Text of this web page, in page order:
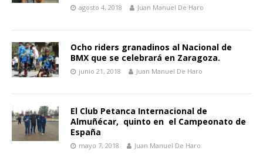
agosto 4, 2018 Juan Manuel De Haro
Ocho riders granadinos al Nacional de
BMX que se celebrará en Zaragoza.
junio 21, 2018 Juan Manuel De Haro
El Club Petanca Internacional de
Almuñécar, quinto en el Campeonato de
España
mayo 7, 2018 Juan Manuel De Haro